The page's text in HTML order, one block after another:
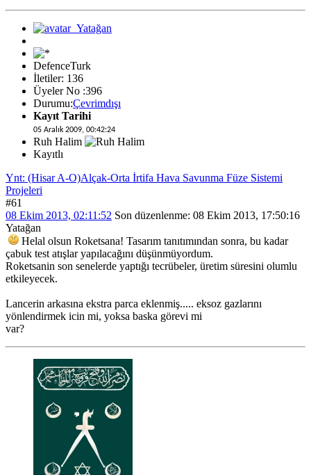
DefenceTurk
İletiler: 136
Üyeler No :396
Durumu:Çevrimdışı
Kayıt Tarihi
05 Aralık 2009, 00:42:24
Ruh Halim
Kayıtlı
Ynt: (Hisar A-O)Alçak-Orta İrtifa Hava Savunma Füze Sistemi
Projeleri
#61
08 Ekim 2013, 02:11:52 Son düzenlenme: 08 Ekim 2013, 17:50:16
Yatağan
Helal olsun Roketsana! Tasarım tanıtımından sonra, bu kadar
çabuk test atışlar yapılacağını düşünmüyordum.
Roketsanin son senelerde yaptığı tecrübeler, üretim süresini olumlu
etkileyecek.
Lancerin arkasına ekstra parca eklenmiş..... eksoz gazlarını
yönlendirmek icin mi, yoksa baska görevi mi
var?